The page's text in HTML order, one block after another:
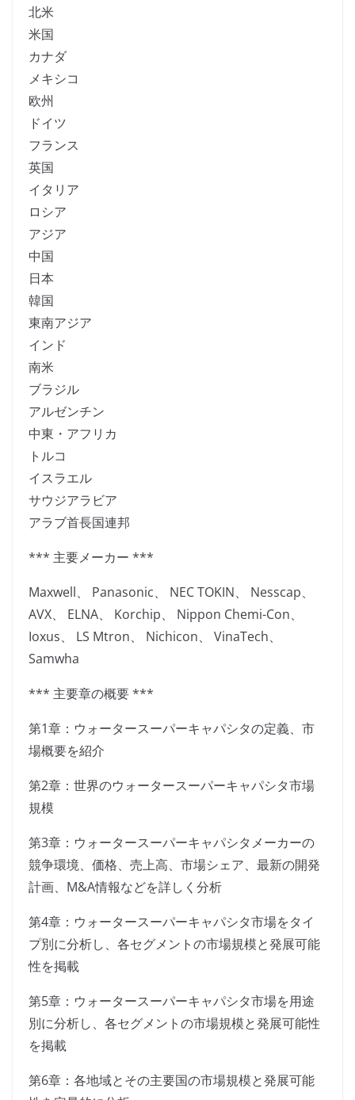
北米
米国
カナダ
メキシコ
欧州
ドイツ
フランス
英国
イタリア
ロシア
アジア
中国
日本
韓国
東南アジア
インド
南米
ブラジル
アルゼンチン
中東・アフリカ
トルコ
イスラエル
サウジアラビア
アラブ首長国連邦
*** 主要メーカー ***
Maxwell、 Panasonic、 NEC TOKIN、 Nesscap、
AVX、 ELNA、 Korchip、 Nippon Chemi-Con、
Ioxus、 LS Mtron、 Nichicon、 VinaTech、
Samwha
*** 主要章の概要 ***
第1章：ウォータースーパーキャパシタの定義、市
場概要を紹介
第2章：世界のウォータースーパーキャパシタ市場
規模
第3章：ウォータースーパーキャパシタメーカーの
競争環境、価格、売上高、市場シェア、最新の開発
計画、M&A情報などを詳しく分析
第4章：ウォータースーパーキャパシタ市場をタイ
プ別に分析し、各セグメントの市場規模と発展可能
性を掲載
第5章：ウォータースーパーキャパシタ市場を用途
別に分析し、各セグメントの市場規模と発展可能性
を掲載
第6章：各地域とその主要国の市場規模と発展可能